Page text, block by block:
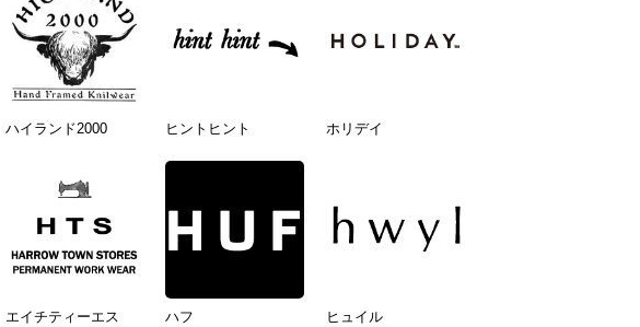
ハイランド2000 ヒントヒント ホリデイ
エイチティーエス ハフ ヒュイル